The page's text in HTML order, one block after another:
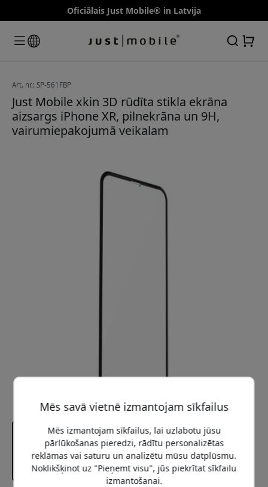
Oficiālais Just Mobile® in Latvija
Art. nr.: SP-561FBP
Just Mobile xkin 3D rūdīta stikla ekrāna
aizsargs iPhone XR, pilnekrāna un 9H,
vairumiepakojumā veikalam
Mēs savā vietnē izmantojam sīkfailus
Mēs izmantojam sīkfailus, lai uzlabotu jūsu
pārlūkošanas pieredzi, rādītu personalizētas
reklāmas vai saturu un analizētu mūsu datplūsmu.
Noklikšķinot uz "Pieņemt visu", jūs piekrītat sīkfailu
izmantošanai.